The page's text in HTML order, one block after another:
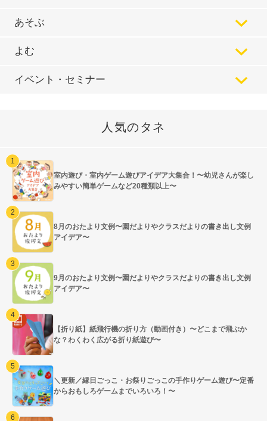
あそぶ
よむ
イベント・セミナー
人気のタネ
室内遊び・室内ゲーム遊びアイデア大集合！〜幼児さんが楽し
みやすい簡単ゲームなど20種類以上〜
8月のおたより文例〜園だよりやクラスだよりの書き出し文例
アイデア〜
9月のおたより文例〜園だよりやクラスだよりの書き出し文例
アイデア〜
【折り紙】紙飛行機の折り方（動画付き）〜どこまで飛ぶか
な？わくわく広がる折り紙遊び〜
＼更新／縁日ごっこ・お祭りごっこの手作りゲーム遊び〜定番
からおもしろゲームまでいろいろ！〜